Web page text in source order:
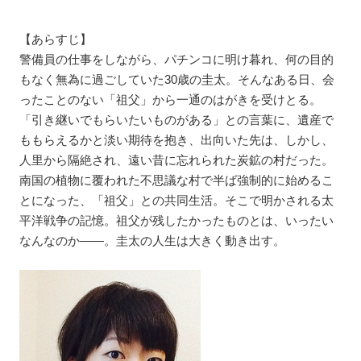
【あらすじ】
警備員の仕事をしながら、パチンコに明け暮れ、何の目的
もなく無為に過ごしていた30歳の圭太。そんなある日、会
ったことのない「祖父」から一通のはがきを受けとる。
「引き継いでもらいたいものがある」との言葉に、遺産で
ももらえるかと淡い期待を抱き、出向いた先は、しかし、
人里から隔絶され、遠い昔に忘れられた炭鉱の村だった。
南国の植物に覆われた不思議な村で半ば強制的に始めるこ
とになった、「祖父」との共同生活。そこで明かされる太
平洋戦争の記憶。祖父が残したかったものとは、いったい
なんなのか――。圭太の人生は大きく動き出す。